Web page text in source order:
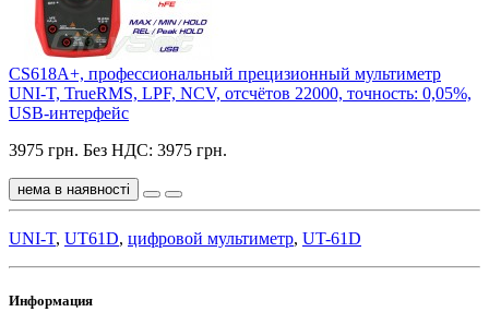
CS618A+, профессиональный прецизионный мультиметр
UNI-T, TrueRMS, LPF, NCV, отсчётов 22000, точность: 0,05%,
USB-интерфейс
3975 грн. Без НДС: 3975 грн.
нема в наявності
UNI-T, UT61D, цифровой мультиметр, UT-61D
Информация